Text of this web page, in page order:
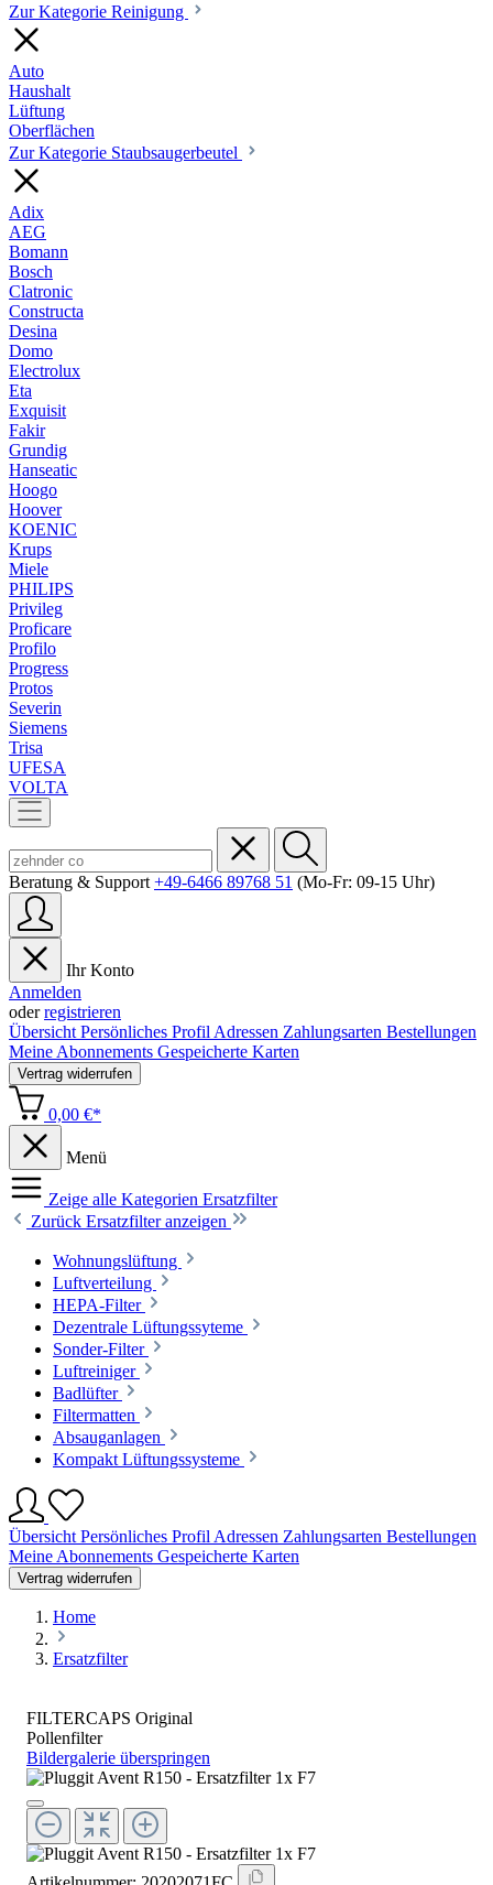
Zur Kategorie Reinigung
Auto
Haushalt
Lüftung
Oberflächen
Zur Kategorie Staubsaugerbeutel
Adix
AEG
Bomann
Bosch
Clatronic
Constructa
Desina
Domo
Electrolux
Eta
Exquisit
Fakir
Grundig
Hanseatic
Hoogo
Hoover
KOENIC
Krups
Miele
PHILIPS
Privileg
Proficare
Profilo
Progress
Protos
Severin
Siemens
Trisa
UFESA
VOLTA
Beratung & Support +49-6466 89768 51 (Mo-Fr: 09-15 Uhr)
Ihr Konto
Anmelden
oderregistrieren
Übersicht Persönliches Profil Adressen Zahlungsarten Bestellungen
Meine Abonnements Gespeicherte Karten
Vertrag widerrufen
0,00 €*
Menü
Zeige alle Kategorien Ersatzfilter
Zurück Ersatzfilter anzeigen
Wohnungslüftung
Luftverteilung
HEPA-Filter
Dezentrale Lüftungssyteme
Sonder-Filter
Luftreiniger
Badlüfter
Filtermatten
Absauganlagen
Kompakt Lüftungssysteme
Übersicht Persönliches Profil Adressen Zahlungsarten Bestellungen
Meine Abonnements Gespeicherte Karten
Vertrag widerrufen
Home
Ersatzfilter
FILTERCAPS Original
Pollenfilter
Bildergalerie überspringen